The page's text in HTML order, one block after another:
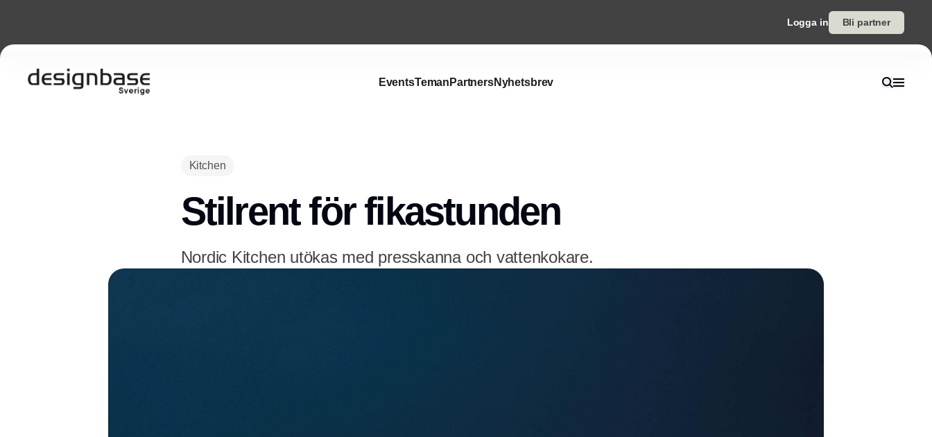
Logga in Bli partner
EventsTeman PartnersNyhetsbrev
Kitchen
Stilrent för fikastunden
Nordic Kitchen utökas med presskanna och vattenkokare.